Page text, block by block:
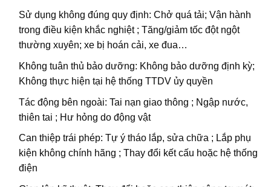
Sử dụng không đúng quy định: Chở quá tải; Vận hành
trong điều kiện khắc nghiệt ; Tăng/giảm tốc đột ngột
thường xuyên; xe bị hoán cải, xe đua…
Không tuân thủ bảo dưỡng: Không bảo dưỡng định kỳ;
Không thực hiện tại hệ thống TTDV ủy quyền
Tác động bên ngoài: Tai nạn giao thông ; Ngập nước,
thiên tai ; Hư hỏng do động vật
Can thiệp trái phép: Tự ý tháo lắp, sửa chữa ; Lắp phụ
kiện không chính hãng ; Thay đổi kết cấu hoặc hệ thống
điện